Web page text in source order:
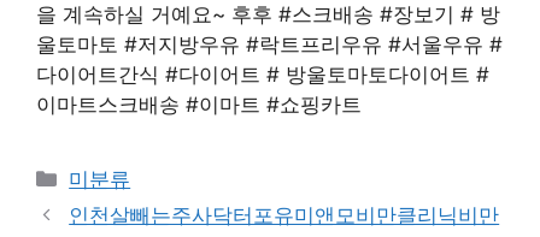
을 계속하실 거예요~ 후후 #스크배송 #장보기 # 방
울토마토 #저지방우유 #락트프리우유 #서울우유 #
다이어트간식 #다이어트 # 방울토마토다이어트 #
이마트스크배송 #이마트 #쇼핑카트
Categories
미분류
인천살빼는주사닥터포유미앤모비만클리닉비만